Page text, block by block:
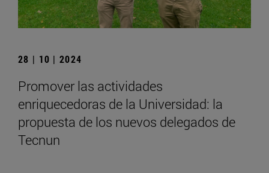
28 | 10 | 2024
Promover las actividades
enriquecedoras de la Universidad: la
propuesta de los nuevos delegados de
Tecnun